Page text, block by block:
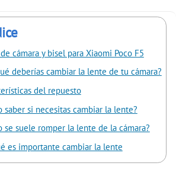
cámara y bisel para Xiaomi Poco F5
deberías cambiar la lente de tu cámara?
del repuesto
saber si necesitas cambiar la lente?
se suele romper la lente de la cámara?
es importante cambiar la lente